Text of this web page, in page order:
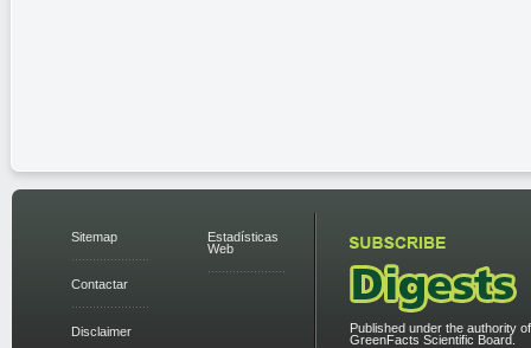
Sitemap
Contactar
Disclaimer
Estadísticas
Web
Published under the authority
GreenFacts Scientific Board.